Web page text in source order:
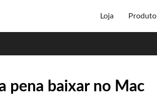
Loja Produto
pena baixar no Mac